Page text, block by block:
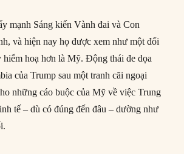
mạnh Sáng kiến Vành đai và Con
và hiện nay họ được xem như một đối
hiểm hoạ hơn là Mỹ. Động thái đe dọa
của Trump sau một tranh cãi ngoại
những cáo buộc của Mỹ về việc Trung
tế – dù có đúng đến đâu – dường như